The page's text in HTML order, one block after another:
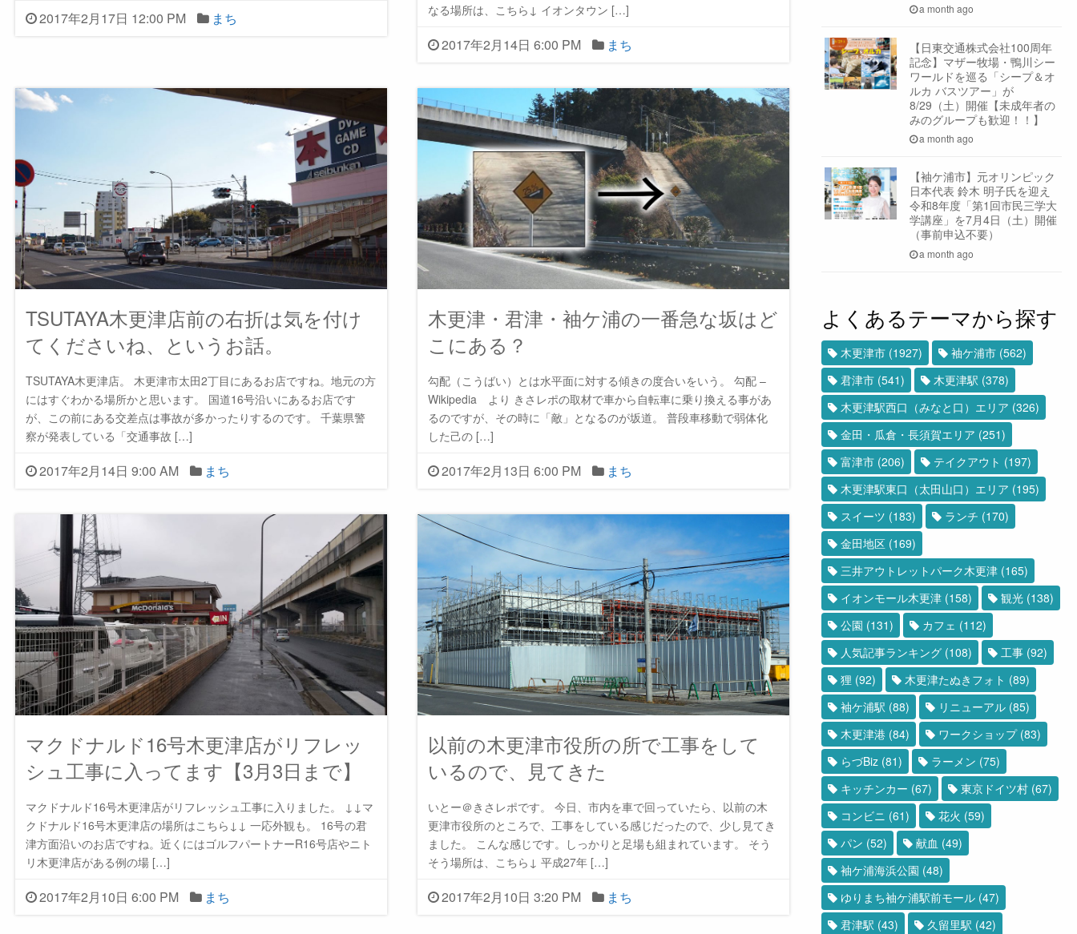
2017年2月17日 12:00 PM まち
なる場所は、こちら↓ イオンタウン […]
2017年2月14日 6:00 PM まち
TSUTAYA木更津店前の右折は気を付け
てくださいね、というお話。
TSUTAYA木更津店。 木更津市太田2丁目にあるお店ですね。地元の方
にはすぐわかる場所かと思います。 国道16号沿いにあるお店です
が、この前にある交差点は事故が多かったりするのです。 千葉県警
察が発表している「交通事故 […]
2017年2月14日 9:00 AM まち
木更津・君津・袖ケ浦の一番急な坂はど
こにある？
勾配（こうばい）とは水平面に対する傾きの度合いをいう。 勾配 –
Wikipedia より きさレポの取材で車から自転車に乗り換える事があ
るのですが、その時に「敵」となるのが坂道。 普段車移動で弱体化
した己の […]
2017年2月13日 6:00 PM まち
マクドナルド16号木更津店がリフレッ
シュ工事に入ってます【3月3日まで】
マクドナルド16号木更津店がリフレッシュ工事に入りました。 ↓↓マ
クドナルド16号木更津店の場所はこちら↓↓ 一応外観も。 16号の君
津方面沿いのお店ですね。近くにはゴルフパートナーR16号店やニト
リ木更津店がある例の場 […]
2017年2月10日 6:00 PM まち
以前の木更津市役所の所で工事をして
いるので、見てきた
いとー＠きさレポです。 今日、市内を車で回っていたら、以前の木
更津市役所のところで、工事をしている感じだったので、少し見てき
ました。 こんな感じです。しっかりと足場も組まれています。 そう
そう場所は、こちら↓ 平成27年 […]
2017年2月10日 3:20 PM まち
a month ago
【日東交通株式会社100周年
記念】マザー牧場・鴨川シー
ワールドを巡る「シープ＆オ
ルカ バスツアー」が
8/29（土）開催【未成年者の
みのグループも歓迎！！】
a month ago
【袖ケ浦市】元オリンピック
日本代表 鈴木 明子氏を迎え
令和8年度「第1回市民三学大
学講座」を7月4日（土）開催
（事前申込不要）
a month ago
よくあるテーマから探す
木更津市(1927) 袖ケ浦市(562)
君津市(541) 木更津駅 (378)
木更津駅西口（みなと口）エリア (326)
金田・瓜倉・長須賀エリア (251)
富津市(206) テイクアウト (197)
木更津駅東口（太田山口）エリア (195)
スイーツ (183) ランチ (170)
金田地区(169)
三井アウトレットパーク木更津(165)
イオンモール木更津(158) 観光(138)
公園 (131) カフェ (112)
人気記事ランキング(108) 工事(92)
狸 (92) 木更津たぬきフォト (89)
袖ケ浦駅 (88) リニューアル(85)
木更津港(84) ワークショップ(83)
らづBiz(81) ラーメン (75)
キッチンカー (67) 東京ドイツ村(67)
コンビニ (61) 花火 (59)
パン (52) 献血 (49)
袖ケ浦海浜公園 (48)
ゆりまち袖ケ浦駅前モール(47)
君津駅 (43) 久留里駅 (42)